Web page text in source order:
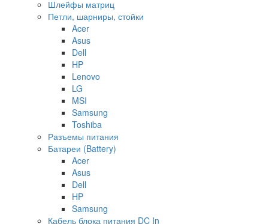
Шлейфы матриц
Петли, шарниры, стойки
Acer
Asus
Dell
HP
Lenovo
LG
MSI
Samsung
Toshiba
Разъемы питания
Батареи (Battery)
Acer
Asus
Dell
HP
Samsung
Кабель блока питания DC In